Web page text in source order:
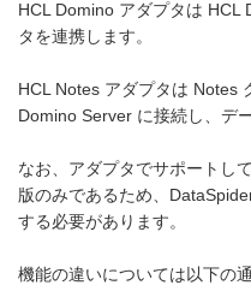
HCL Domino アダプタは HCL
タを連携します。
HCL Notes アダプタは Notes
Domino Server に接続し、デ
なお、アダプタでサポートし
版のみであるため、
する必要があります。
機能の違いについては以下の通